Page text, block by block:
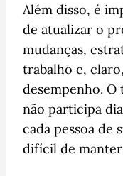
Além disso, é
de atualizar o
mudanças,
trabalho e,
desempenho.
não participa
cada pessoa de
difícil de